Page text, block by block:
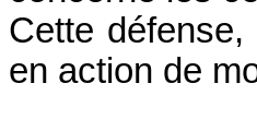
Cette
en action de